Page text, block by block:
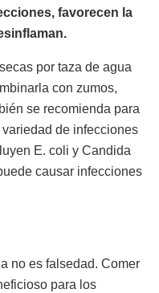
favorecen la
por taza de agua
con zumos,
se recomienda para
de infecciones
E. coli y Candida
causar infecciones
no es falsedad. Comer
para los